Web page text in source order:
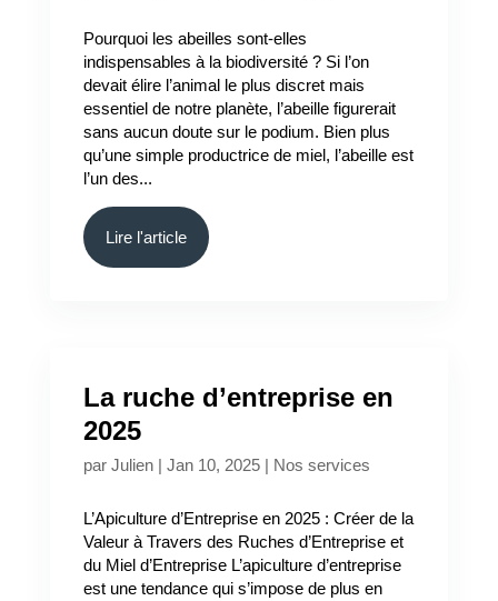
Pourquoi les abeilles sont-elles
indispensables à la biodiversité ? Si l’on
devait élire l’animal le plus discret mais
essentiel de notre planète, l’abeille figurerait
sans aucun doute sur le podium. Bien plus
qu’une simple productrice de miel, l’abeille est
l’un des...
Lire l'article
La ruche d’entreprise en
2025
par Julien| Jan 10, 2025| Nos services
L’Apiculture d’Entreprise en 2025 : Créer de la
Valeur à Travers des Ruches d’Entreprise et
du Miel d’Entreprise L’apiculture d’entreprise
est une tendance qui s’impose de plus en